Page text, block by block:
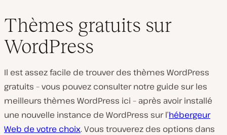
Thèmes gratuits sur
WordPress
Il est assez facile de trouver des thèmes WordPress
gratuits – vous pouvez consulter notre guide sur les
meilleurs thèmes WordPress ici – après avoir installé
une nouvelle instance de WordPress sur l’hébergeur
Web de votre choix. Vous trouverez des options dans